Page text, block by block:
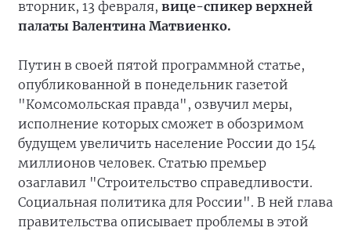
вторник, 13 февраля, вице-спикер верхней
палаты Валентина Матвиенко.
Путин в своей пятой программной статье,
опубликованной в понедельник газетой
"Комсомольская правда", озвучил меры,
исполнение которых сможет в обозримом
будущем увеличить население России до 154
миллионов человек. Статью премьер
озаглавил "Строительство справедливости.
Социальная политика для России". В ней глава
правительства описывает проблемы в этой